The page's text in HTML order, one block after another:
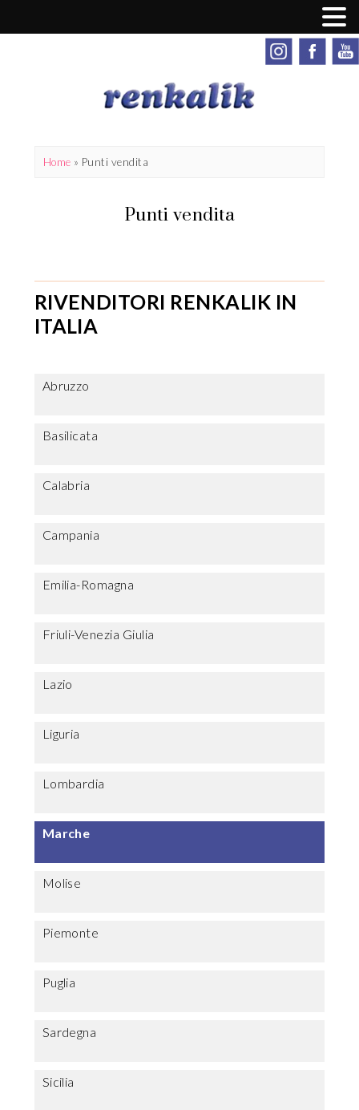
Home » Punti vendita
Punti vendita
RIVENDITORI RENKALIK IN
ITALIA
Abruzzo
Basilicata
Calabria
Campania
Emilia-Romagna
Friuli-Venezia Giulia
Lazio
Liguria
Lombardia
Marche
Molise
Piemonte
Puglia
Sardegna
Sicilia